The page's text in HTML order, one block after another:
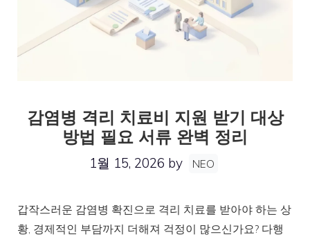
감염병 격리 치료비 지원 받기 대상
방법 필요 서류 완벽 정리
1월 15, 2026 by NEO
갑작스러운 감염병 확진으로 격리 치료를 받아야 하는 상
황, 경제적인 부담까지 더해져 걱정이 많으신가요? 다행